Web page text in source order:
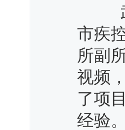
武
市疾
所副
视频
了项
经验。